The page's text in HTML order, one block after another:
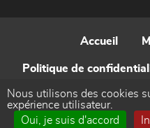
Accueil
Politique de
Nous utilisons des cookies
expérience utilisateur.
Oui, je suis d'accord